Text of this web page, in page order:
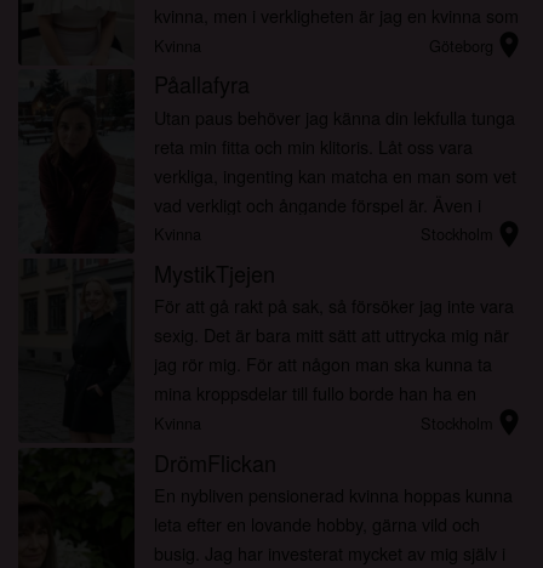
kvinna, men i verkligheten är jag en kvinna som
har det roligare att lyssna på en rolig historia.
Om du ...
Göteborg location_on
Kvinna
Påallafyra
Utan paus behöver jag känna din lekfulla tunga
reta min fitta och min klitoris. Låt oss vara
verkliga, ingenting kan matcha en man som vet
vad verkligt och ångande förspel är. Även i
början, om du är riktigt bra, kan jag direkt hälla
ut min...
Stockholm location_on
Kvinna
MystikTjejen
För att gå rakt på sak, så försöker jag inte vara
sexig. Det är bara mitt sätt att uttrycka mig när
jag rör mig. För att någon man ska kunna ta
mina kroppsdelar till fullo borde han ha en
generös smak av mina läppar och behandla det
som...
Stockholm location_on
Kvinna
DrömFlickan
En nybliven pensionerad kvinna hoppas kunna
leta efter en lovande hobby, gärna vild och
busig. Jag har investerat mycket av mig själv i